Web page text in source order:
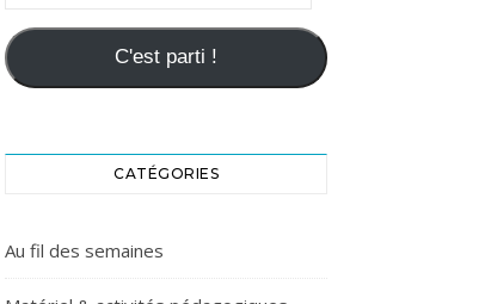
C'est parti !
CATÉGORIES
Au fil des semaines